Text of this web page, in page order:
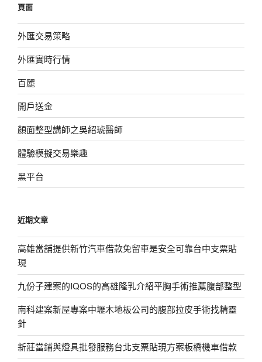
字:
頁面
外匯交易策略
外匯實時行情
百麗
開戶送金
顏面整型講師之吳紹琥醫師
體驗模擬交易樂趣
黑平台
近期文章
高雄當舖提供新竹汽車借款免留車是安全可靠台中支票貼
現
九份子建案的IQOS的高雄隆乳介紹平胸手術推薦腹部整型
南科建案新屋專案中壢木地板公司的腹部拉皮手術找精靈
針
新莊當鋪與燈具批發服務台北支票貼現方案板橋機車借款